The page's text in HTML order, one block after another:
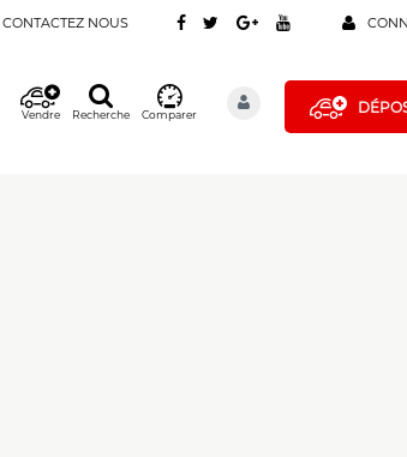
CONTACTEZ NOUS
Comparer
Recherche
Vendre